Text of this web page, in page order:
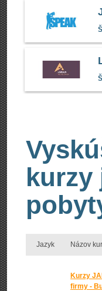
Jazyk Názov
Kurzy
firmy -